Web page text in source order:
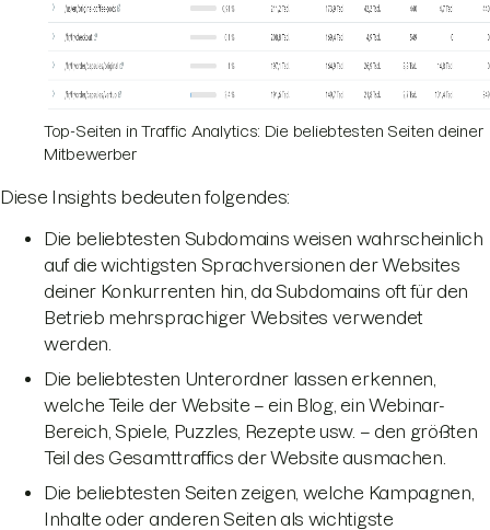
Top-Seiten in Traffic Analytics: Die beliebtesten Seiten deiner
Mitbewerber
Diese Insights bedeuten folgendes:
Die beliebtesten Subdomains weisen wahrscheinlich
auf die wichtigsten Sprachversionen der Websites
deiner Konkurrenten hin, da Subdomains oft für den
Betrieb mehrsprachiger Websites verwendet
werden.
Die beliebtesten Unterordner lassen erkennen,
welche Teile der Website – ein Blog, ein Webinar-
Bereich, Spiele, Puzzles, Rezepte usw. – den größten
Teil des Gesamttraffics der Website ausmachen.
Die beliebtesten Seiten zeigen, welche Kampagnen,
Inhalte oder anderen Seiten als wichtigste